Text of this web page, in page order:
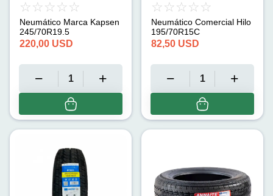
Neumático Marca Kapsen
245/70R19.5
220,00 USD
Neumático Comercial Hilo
195/70R15C
82,50 USD